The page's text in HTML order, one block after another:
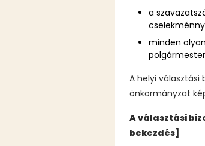
a
minden
A helyi
önkormányzat
A választási
bekezdés]